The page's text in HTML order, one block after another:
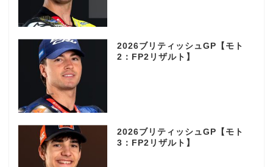
2026ブリティッシュGP【モト
2：FP2リザルト】
2026ブリティッシュGP【モト
3：FP2リザルト】